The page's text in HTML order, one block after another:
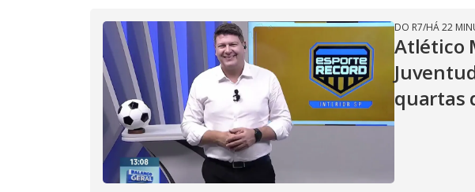
DO R7/HÁ 22
Atlético
quartas